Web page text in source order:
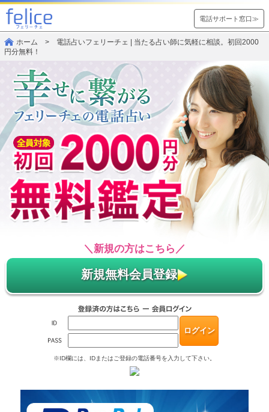
電話サポート窓口≫
ホーム > 電話占いフェリーチェ | 当たる占い師に気軽に相談。初回2000
円分無料！
＼新規の方はこちら／
新規無料会員登録
※ID欄には、IDまたはご登録の電話番号を入力して下さい。